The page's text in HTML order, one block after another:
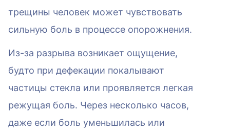
трещины человек может чувствовать
сильную боль в процессе опорожнения.
Из-за разрыва возникает ощущение,
будто при дефекации покалывают
частицы стекла или проявляется легкая
режущая боль. Через несколько часов,
даже если боль уменьшилась или